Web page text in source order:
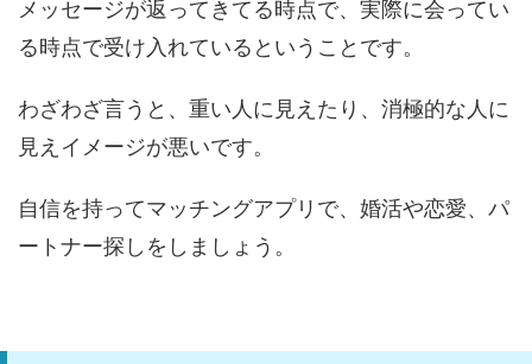
メッセージが返ってきてる時点で、実際に会ってい
る時点で受け入れているということです。
わざわざ言うと、重い人に見えたり、消極的な人に
見えイメージが悪いです。
自信を持ってマッチングアプリで、婚活や恋愛、パ
ートナー探しをしましょう。